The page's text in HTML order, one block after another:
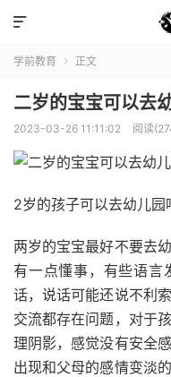

学前教育  正文
二岁的宝宝可以去
2023-03-26 11:11:02 阅读
2岁的孩子可以去幼儿园
两岁的宝宝最好不要去
有一点懂事，有些语言
话，说话可能还说不利
交流都存在问题，对于
理阴影，感觉没有安全
出现和父母的感情变淡